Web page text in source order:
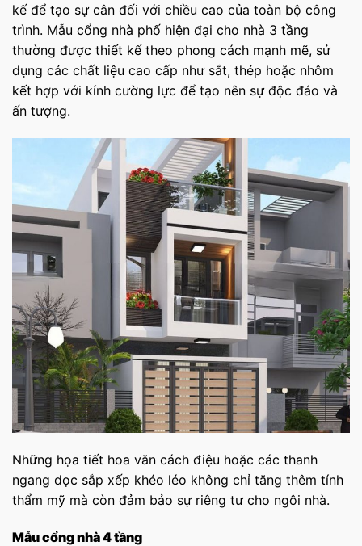
kế để tạo sự cân đối với chiều cao của toàn bộ công
trình. Mẫu cổng nhà phố hiện đại cho nhà 3 tầng
thường được thiết kế theo phong cách mạnh mẽ, sử
dụng các chất liệu cao cấp như sắt, thép hoặc nhôm
kết hợp với kính cường lực để tạo nên sự độc đáo và
ấn tượng.
Những họa tiết hoa văn cách điệu hoặc các thanh
ngang dọc sắp xếp khéo léo không chỉ tăng thêm tính
thẩm mỹ mà còn đảm bảo sự riêng tư cho ngôi nhà.
Mẫu cổng nhà 4 tầng